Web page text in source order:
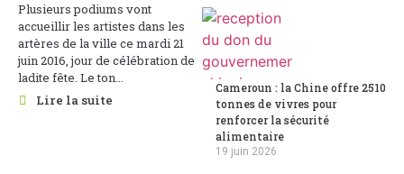
Plusieurs podiums vont
accueillir les artistes dans les
artères de la ville ce mardi 21
juin 2016, jour de célébration de
ladite fête. Le ton...
Lire la suite
Cameroun : la Chine offre 2510
tonnes de vivres pour
renforcer la sécurité
alimentaire
19 juin 2026